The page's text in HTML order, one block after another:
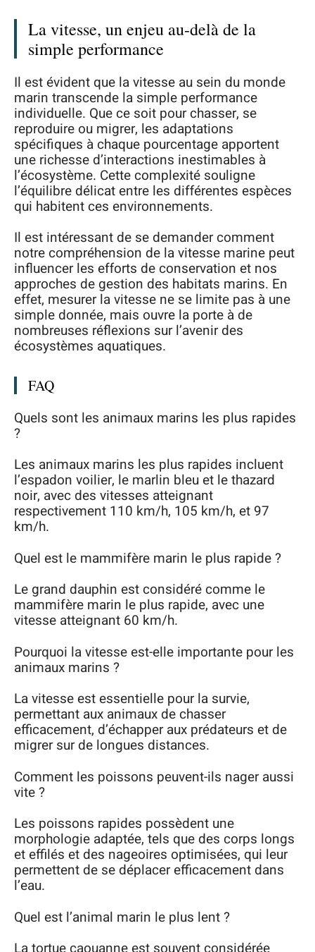
La vitesse, un enjeu au-delà de la
simple performance
Il est évident que la vitesse au sein du monde
marin transcende la simple performance
individuelle. Que ce soit pour chasser, se
reproduire ou migrer, les adaptations
spécifiques à chaque pourcentage apportent
une richesse d’interactions inestimables à
l’écosystème. Cette complexité souligne
l’équilibre délicat entre les différentes espèces
qui habitent ces environnements.
Il est intéressant de se demander comment
notre compréhension de la vitesse marine peut
influencer les efforts de conservation et nos
approches de gestion des habitats marins. En
effet, mesurer la vitesse ne se limite pas à une
simple donnée, mais ouvre la porte à de
nombreuses réflexions sur l’avenir des
écosystèmes aquatiques.
FAQ
Quels sont les animaux marins les plus rapides
?
Les animaux marins les plus rapides incluent
l’espadon voilier, le marlin bleu et le thazard
noir, avec des vitesses atteignant
respectivement 110 km/h, 105 km/h, et 97
km/h.
Quel est le mammifère marin le plus rapide ?
Le grand dauphin est considéré comme le
mammifère marin le plus rapide, avec une
vitesse atteignant 60 km/h.
Pourquoi la vitesse est-elle importante pour les
animaux marins ?
La vitesse est essentielle pour la survie,
permettant aux animaux de chasser
efficacement, d’échapper aux prédateurs et de
migrer sur de longues distances.
Comment les poissons peuvent-ils nager aussi
vite ?
Les poissons rapides possèdent une
morphologie adaptée, tels que des corps longs
et effilés et des nageoires optimisées, qui leur
permettent de se déplacer efficacement dans
l’eau.
Quel est l’animal marin le plus lent ?